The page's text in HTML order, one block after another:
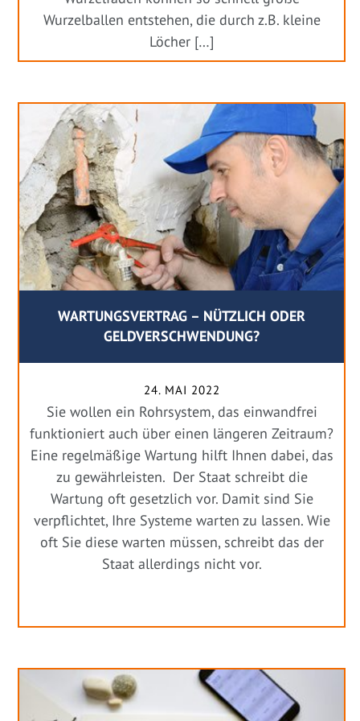
Wurzelballen entstehen, die durch z.B. kleine
Löcher […]
WARTUNGSVERTRAG – NÜTZLICH ODER
GELDVERSCHWENDUNG?
24. MAI 2022
Sie wollen ein Rohrsystem, das einwandfrei
funktioniert auch über einen längeren Zeitraum?
Eine regelmäßige Wartung hilft Ihnen dabei, das
zu gewährleisten. Der Staat schreibt die
Wartung oft gesetzlich vor. Damit sind Sie
verpflichtet, Ihre Systeme warten zu lassen. Wie
oft Sie diese warten müssen, schreibt das der
Staat allerdings nicht vor.